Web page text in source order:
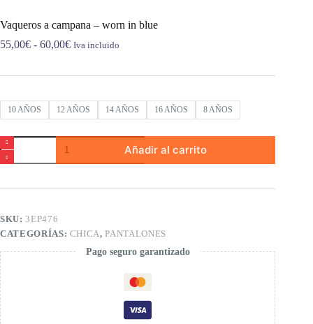
Vaqueros a campana – worn in blue
55,00€ - 60,00€Rango
hasta
60,00€
Iva incluido
10 AÑOS 12 AÑOS 14 AÑOS 16 AÑOS 8 AÑOS
Vaqueros
a
campana
worn
cantidad
Añadir al carrito
SKU:3EP476
CATEGORÍAS: CHICA,PANTALONES
Pago seguro garantizado